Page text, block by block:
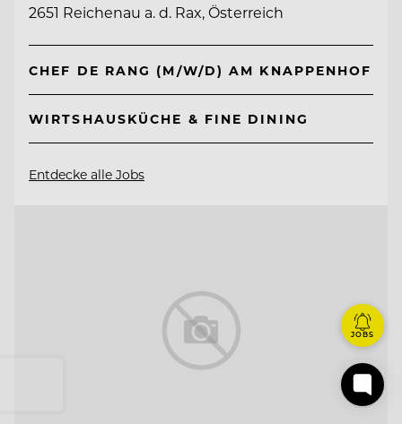
2651 Reichenau a. d. Rax, Österreich
CHEF DE RANG (M/W/D) AM KNAPPENHOF
WIRTSHAUSKÜCHE & FINE DINING
Entdecke alle Jobs
JOBS